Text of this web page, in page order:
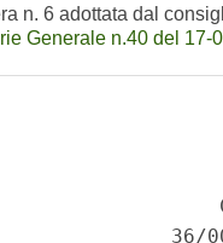
n. 6 adottata dal
Generale n.40 del 17-